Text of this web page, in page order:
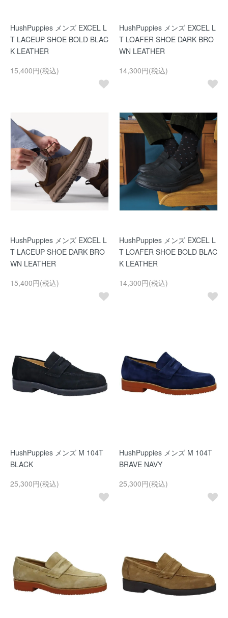
HushPuppies メンズ EXCEL L
T LACEUP SHOE BOLD BLAC
K LEATHER
15,400円(税込)
HushPuppies メンズ EXCEL L
T LOAFER SHOE DARK BRO
WN LEATHER
14,300円(税込)
HushPuppies メンズ EXCEL L
T LACEUP SHOE DARK BRO
WN LEATHER
15,400円(税込)
HushPuppies メンズ EXCEL L
T LOAFER SHOE BOLD BLAC
K LEATHER
14,300円(税込)
HushPuppies メンズ M 104T
BLACK
25,300円(税込)
HushPuppies メンズ M 104T
BRAVE NAVY
25,300円(税込)